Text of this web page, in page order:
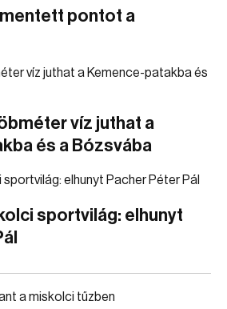
pontot a
víz juthat a
és a Bózsvába
sportvilág: elhunyt